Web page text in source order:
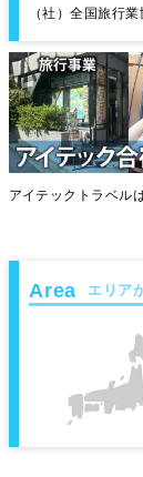
（社）全国旅行
アイテックトラベル
エリア